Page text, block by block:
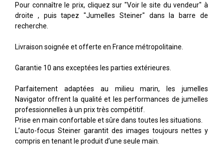
Pour connaître le prix, cliquez sur "Voir le site du vendeur" à
droite , puis tapez "Jumelles Steiner" dans la barre de
recherche.
Livraison soignée et offerte en France métropolitaine.
Garantie 10 ans exceptées les parties extérieures.
Parfaitement adaptées au milieu marin, les jumelles
Navigator offrent la qualité et les performances de jumelles
professionnelles à un prix très compétitif.
Prise en main confortable et sûre dans toutes les situations.
L’auto-focus Steiner garantit des images toujours nettes y
compris en tenant le produit d’une seule main.